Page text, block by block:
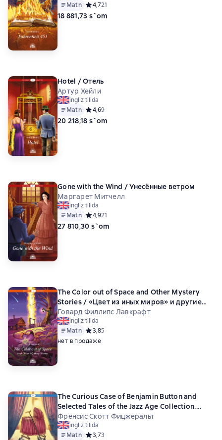
Matn Средний рейтинг 4,7 на основе 21 оценок
4,721
18 881,73 s`om
Hotel / Отель
Артур Хейли
ingliz tilida
Matn Средний рейтинг 4,6 на основе 9 оценок
4,69
20 218,18 s`om
Gone with the Wind / Унесённые ветром
Маргарет Митчелл
ingliz tilida
Matn Средний рейтинг 4,9 на основе 21 оценок
4,921
27 810,30 s`om
The Color out of Space and Other Mystery
Stories / «Цвет из иных миров» и другие
мистические истории
Говард Филлипс Лавкрафт
ingliz tilida
Matn Средний рейтинг 3,8 на основе 5 оценок
3,85
нет в продаже
The Curious Case of Benjamin Button and
Selected Tales of the Jazz Age Сollection.
Адаптированная книга для чтения на
английском языке. Уровень B1
Френсис Скотт Фицжеральт
ingliz tilida
Matn Средний рейтинг 3,7 на основе 3 оценок
3,73